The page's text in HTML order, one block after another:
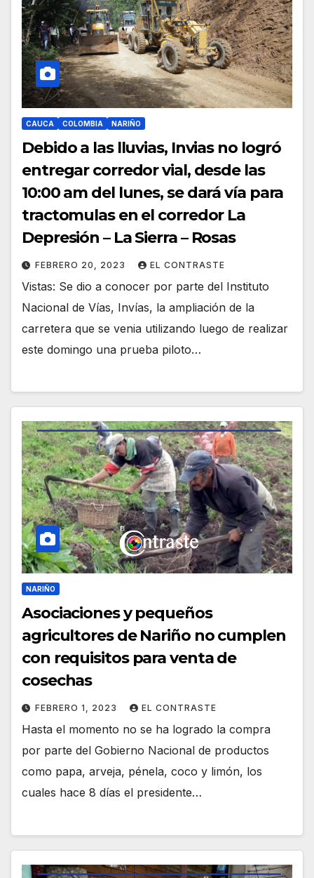
CAUCA COLOMBIA NARIÑO
Debido a las lluvias, Invias no logró
entregar corredor vial, desde las
10:00 am del lunes, se dará vía para
tractomulas en el corredor La
Depresión – La Sierra – Rosas
FEBRERO 20, 2023 EL CONTRASTE
Vistas: Se dio a conocer por parte del Instituto
Nacional de Vías, Invías, la ampliación de la
carretera que se venia utilizando luego de realizar
este domingo una prueba piloto…
NARIÑO
Asociaciones y pequeños
agricultores de Nariño no cumplen
con requisitos para venta de
cosechas
FEBRERO 1, 2023 EL CONTRASTE
Hasta el momento no se ha logrado la compra
por parte del Gobierno Nacional de productos
como papa, arveja, pénela, coco y limón, los
cuales hace 8 días el presidente…